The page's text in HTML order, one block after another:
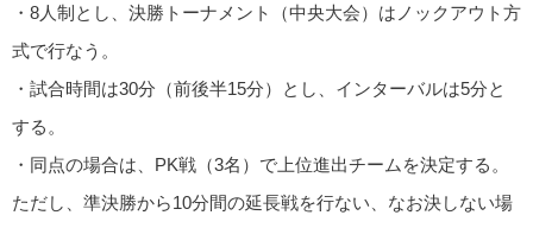
・8人制とし、決勝トーナメント（中央大会）はノックアウト方
式で行なう。
・試合時間は30分（前後半15分）とし、インターバルは5分と
する。
・同点の場合は、PK戦（3名）で上位進出チームを決定する。
ただし、準決勝から10分間の延長戦を行ない、なお決しない場